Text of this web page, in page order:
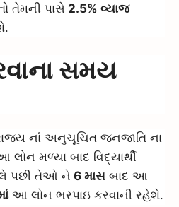
તેમની પાસે 2.5% વ્યાજ
સમય
નાં અનુચૂચિત જનજાતિ ના
લોન મળ્યા બાદ વિદ્યાર્થી
લે પછી તેઓ ને 6 માસ બાદ આ
આ લોન ભરપાઇ કરવાની રહેશે.